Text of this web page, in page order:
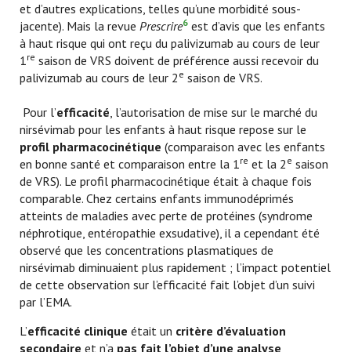
et d’autres explications, telles qu’une morbidité sous-
jacente). Mais la revue Prescrire6 est d’avis que les enfants
à haut risque qui ont reçu du palivizumab au cours de leur
1re saison de VRS doivent de préférence aussi recevoir du
palivizumab au cours de leur 2 e saison de VRS.
Pour l’efficacité, l’autorisation de mise sur le marché du
nirsévimab pour les enfants à haut risque repose sur le
profil pharmacocinétique (comparaison avec les enfants
en bonne santé et comparaison entre la 1re et la 2 e saison
de VRS). Le profil pharmacocinétique était à chaque fois
comparable. Chez certains enfants immunodéprimés
atteints de maladies avec perte de protéines (syndrome
néphrotique, entéropathie exsudative), il a cependant été
observé que les concentrations plasmatiques de
nirsévimab diminuaient plus rapidement ; l’impact potentiel
de cette observation sur l’efficacité fait l’objet d’un suivi
par l’EMA.
L’efficacité clinique était un critère d’évaluation
secondaire et n’a pas fait l’objet d’une analyse